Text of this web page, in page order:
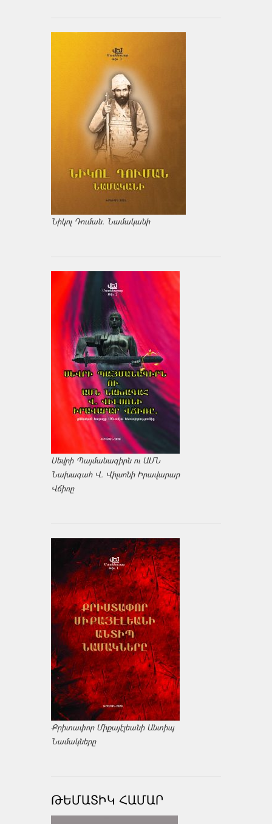
Նիկոլ Դուման. Նամականի
Սեվրի Պայմանագիրն ու ԱՄՆ
Նախագահ Վ. Վիլսոնի Իրավարար
Վճիռը
Քրիտափոր Միքայէլեանի Անտիպ
Նամակները
ԹԵՄԱՏԻԿ ՀԱՄԱՐ